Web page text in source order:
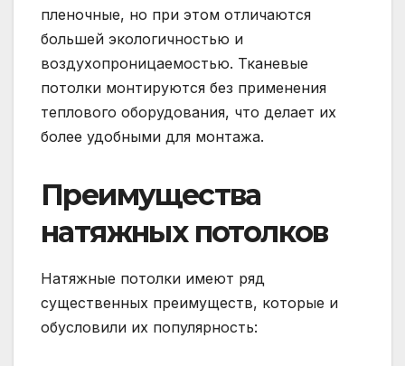
пленочные, но при этом отличаются
большей экологичностью и
воздухопроницаемостью. Тканевые
потолки монтируются без применения
теплового оборудования, что делает их
более удобными для монтажа.
Преимущества
натяжных потолков
Натяжные потолки имеют ряд
существенных преимуществ, которые и
обусловили их популярность: